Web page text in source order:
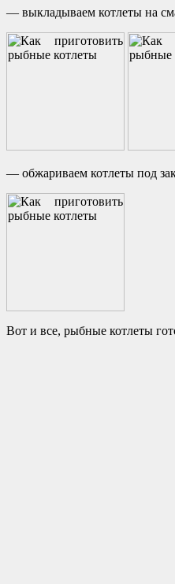
— выкладываем котлеты на
— обжариваем котлеты под
Вот и все, рыбные котлеты